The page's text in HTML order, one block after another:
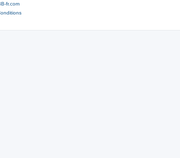
fr.com